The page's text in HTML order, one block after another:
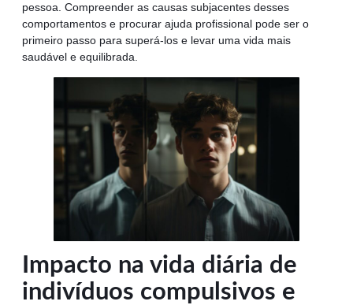
pessoa. Compreender as causas subjacentes desses
comportamentos e procurar ajuda profissional pode ser o
primeiro passo para superá-los e levar uma vida mais
saudável e equilibrada.
Impacto na vida diária de
indivíduos compulsivos e